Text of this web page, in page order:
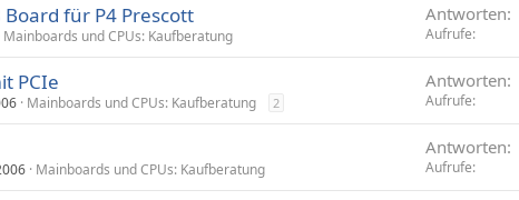
Board für P4 Prescott
Mainboards und CPUs: Kaufberatung
Antworten
Aufrufe
PCIe
Mainboards und CPUs: Kaufberatung 2
Antworten
Aufrufe
Mainboards und CPUs: Kaufberatung
Antworten
Aufrufe